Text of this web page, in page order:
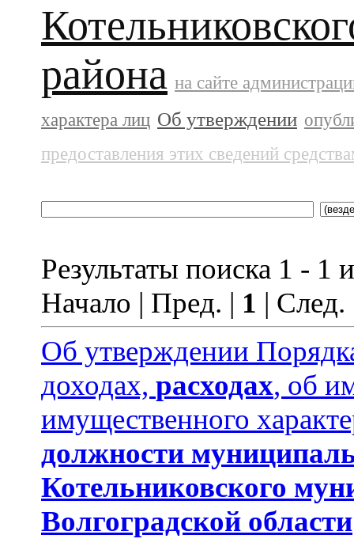
района на сайте
характера лиц Об утверждении
предоставления этих сведений
Результаты поиска 1 - 1
Начало | Пред. | 1 |
Об утверждении
доходах, расходах, об
имущественного
должности
Котельниковского
Волгоградской области